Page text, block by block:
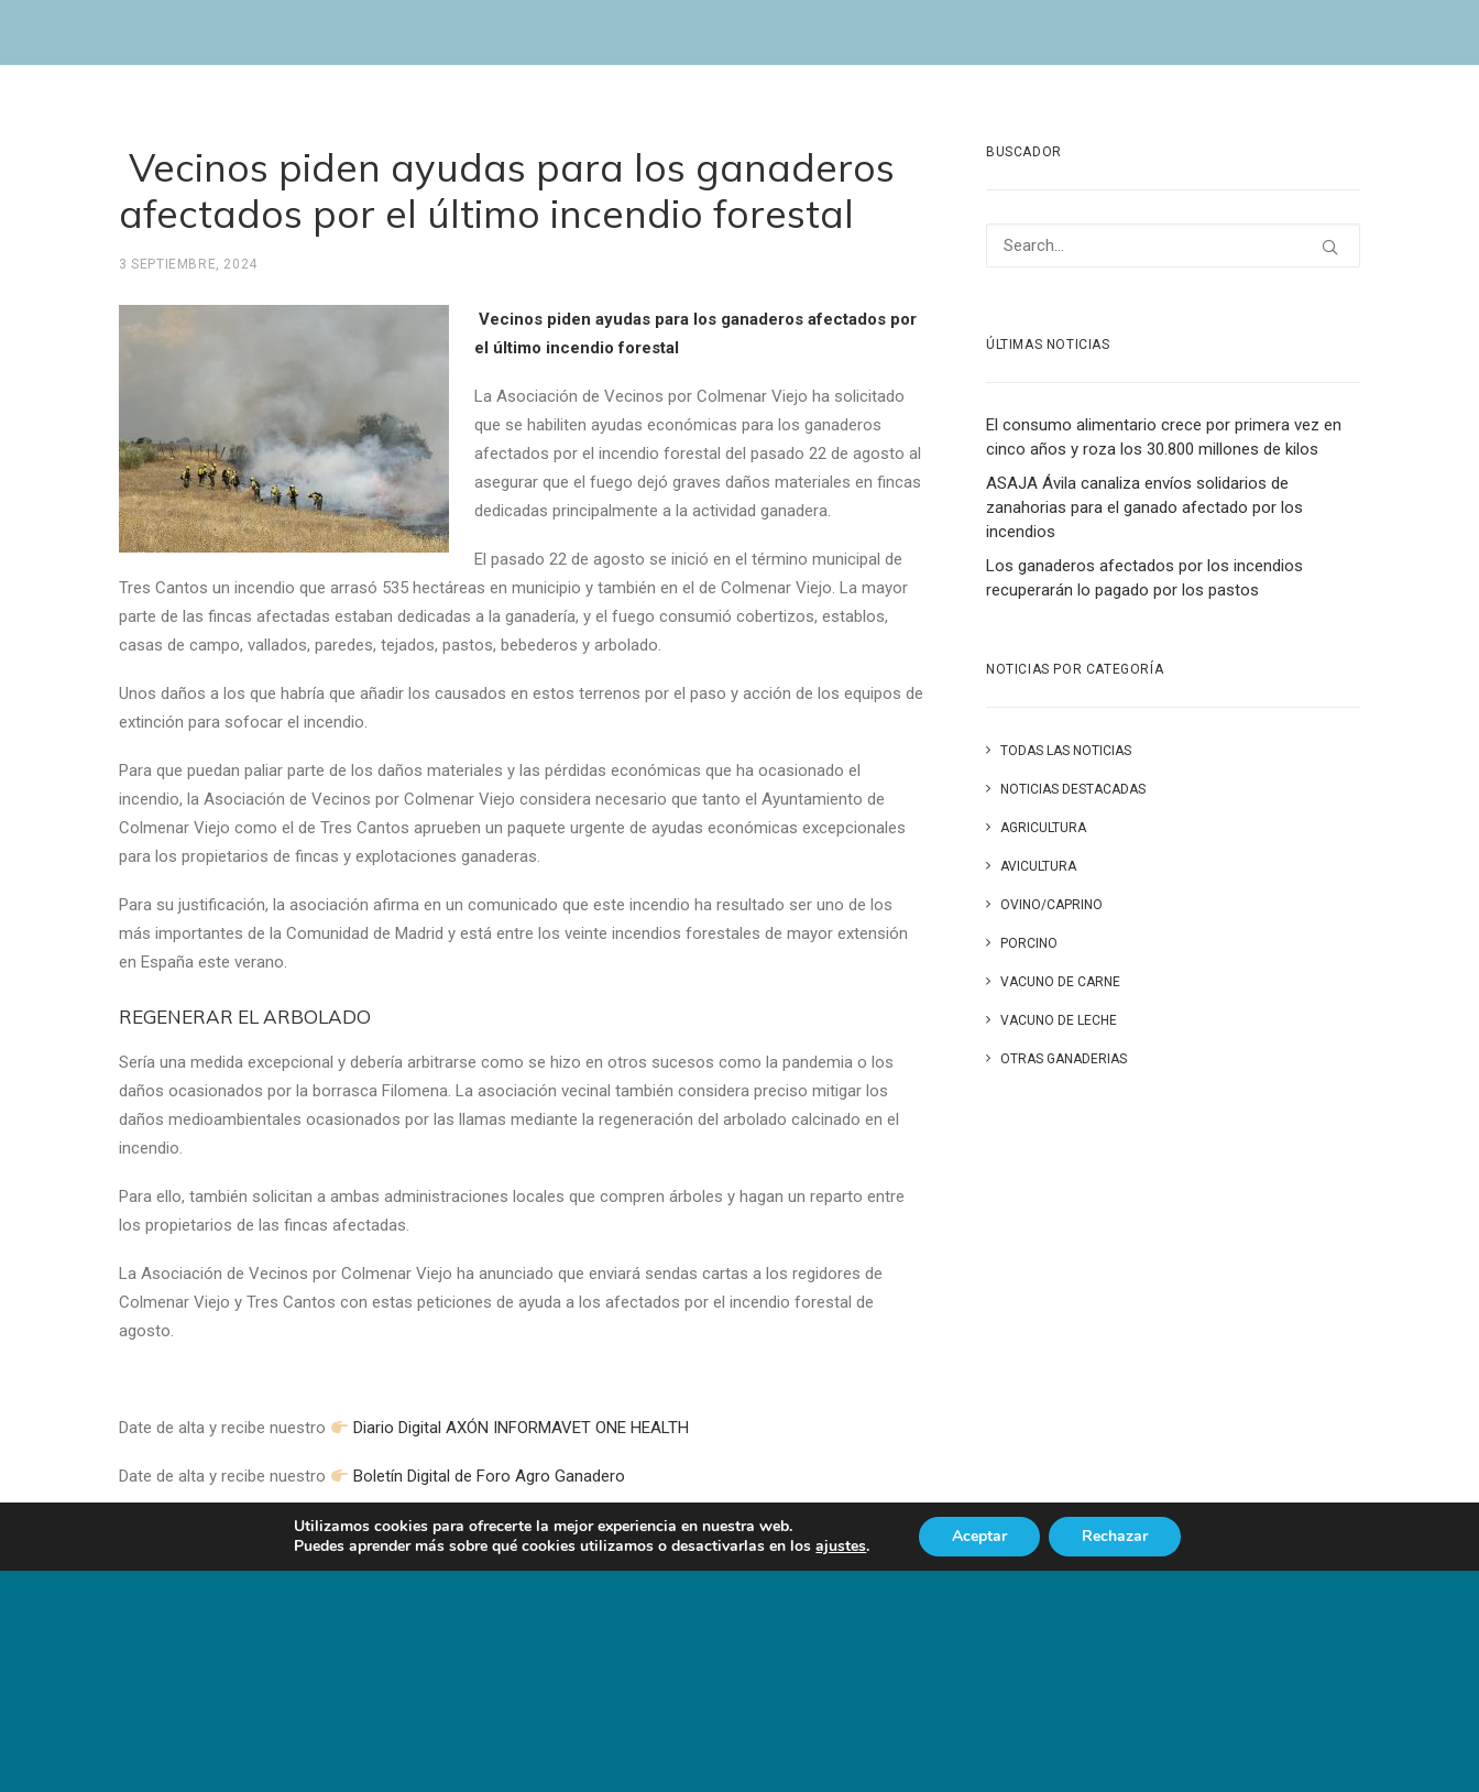
Vecinos piden ayudas para los ganaderos
afectados por el último incendio forestal
3 SEPTIEMBRE, 2024
Vecinos piden ayudas para los ganaderos afectados por
el último incendio forestal
La Asociación de Vecinos por Colmenar Viejo ha solicitado
que se habiliten ayudas económicas para los ganaderos
afectados por el incendio forestal del pasado 22 de agosto al
asegurar que el fuego dejó graves daños materiales en fincas
dedicadas principalmente a la actividad ganadera.
El pasado 22 de agosto se inició en el término municipal de
Tres Cantos un incendio que arrasó 535 hectáreas en municipio y también en el de Colmenar Viejo. La mayor
parte de las fincas afectadas estaban dedicadas a la ganadería, y el fuego consumió cobertizos, establos,
casas de campo, vallados, paredes, tejados, pastos, bebederos y arbolado.
Unos daños a los que habría que añadir los causados en estos terrenos por el paso y acción de los equipos de
extinción para sofocar el incendio.
Para que puedan paliar parte de los daños materiales y las pérdidas económicas que ha ocasionado el
incendio, la Asociación de Vecinos por Colmenar Viejo considera necesario que tanto el Ayuntamiento de
Colmenar Viejo como el de Tres Cantos aprueben un paquete urgente de ayudas económicas excepcionales
para los propietarios de fincas y explotaciones ganaderas.
Para su justificación, la asociación afirma en un comunicado que este incendio ha resultado ser uno de los
más importantes de la Comunidad de Madrid y está entre los veinte incendios forestales de mayor extensión
en España este verano.
REGENERAR EL ARBOLADO
Sería una medida excepcional y debería arbitrarse como se hizo en otros sucesos como la pandemia o los
daños ocasionados por la borrasca Filomena. La asociación vecinal también considera preciso mitigar los
daños medioambientales ocasionados por las llamas mediante la regeneración del arbolado calcinado en el
incendio.
Para ello, también solicitan a ambas administraciones locales que compren árboles y hagan un reparto entre
los propietarios de las fincas afectadas.
La Asociación de Vecinos por Colmenar Viejo ha anunciado que enviará sendas cartas a los regidores de
Colmenar Viejo y Tres Cantos con estas peticiones de ayuda a los afectados por el incendio forestal de
agosto.
Date de alta y recibe nuestro Diario Digital AXÓN INFORMAVET ONE HEALTH
Date de alta y recibe nuestro Boletín Digital de Foro Agro Ganadero
animales de compañía
Noticiasanimales de producción
BUSCADOR
ÚLTIMAS NOTICIAS
El consumo alimentario crece por primera vez en
cinco años y roza los 30.800 millones de kilos
ASAJA Ávila canaliza envíos solidarios de
zanahorias para el ganado afectado por los
incendios
Los ganaderos afectados por los incendios
recuperarán lo pagado por los pastos
NOTICIAS POR CATEGORÍA
TODAS LAS NOTICIAS
NOTICIAS DESTACADAS
AGRICULTURA
AVICULTURA
OVINO/CAPRINO
PORCINO
VACUNO DE CARNE
VACUNO DE LECHE
OTRAS GANADERIAS
Utilizamos cookies para ofrecerte la mejor experiencia en nuestra web.
Puedes aprender más sobre qué cookies utilizamos o desactivarlas en losajustes. Aceptar Rechazar